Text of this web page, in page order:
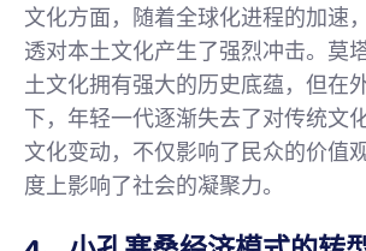
文化方面，随着全球化进程的加速
透对本土文化产生了强烈冲击。莫
土文化拥有强大的历史底蕴，但在
下，年轻一代逐渐失去了对传统文
文化变动，不仅影响了民众的价值
度上影响了社会的凝聚力。